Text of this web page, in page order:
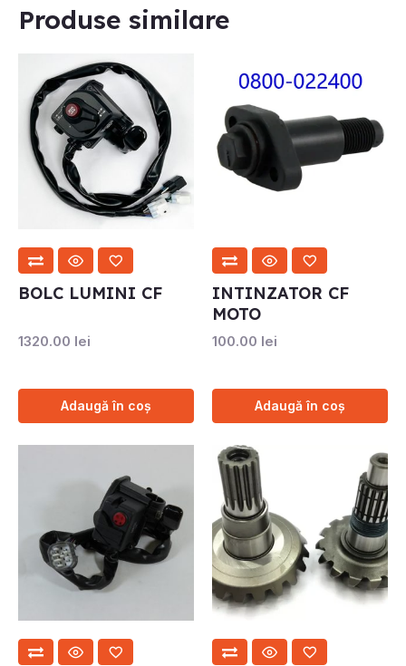
Produse similare
BOLC LUMINI CF
1320.00 lei
Adaugă în coș
INTINZATOR CF
MOTO
100.00 lei
Adaugă în coș